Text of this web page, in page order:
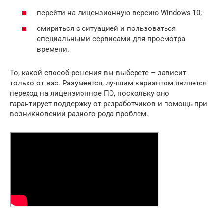
перейти на лицензионную версию Windows 10;
смириться с ситуацией и пользоваться
специальными сервисами для просмотра
времени.
То, какой способ решения вы выберете – зависит
только от вас. Разумеется, лучшим вариантом является
переход на лицензионное ПО, поскольку оно
гарантирует поддержку от разработчиков и помощь при
возникновении разного рода проблем.